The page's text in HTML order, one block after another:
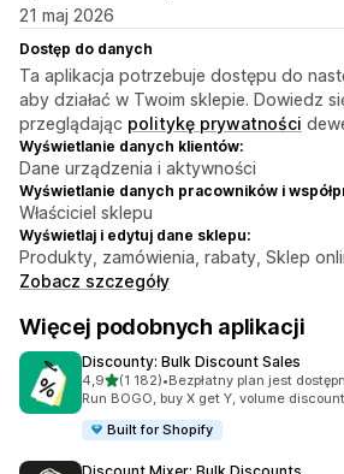
21 maj 2026
Dostęp do danych
Ta aplikacja potrzebuje dostępu do
aby działać w Twoim sklepie. Dowiedz
przeglądając politykę prywatności
Wyświetlanie danych klientów:
Dane urządzenia i aktywności
Wyświetlanie danych pracowników i
Właściciel sklepu
Wyświetlaj i edytuj dane sklepu:
Produkty, zamówienia, rabaty, Sklep
Zobacz szczegóły
Więcej podobnych aplikacji
Discounty: Bulk Discount Sales
4,9na 5 gwiazdek
(1 182)
Łączna liczba recenzji: 1182
•Bezpłatny plan jest
Run BOGO, buy X get Y, volume
Built for Shopify